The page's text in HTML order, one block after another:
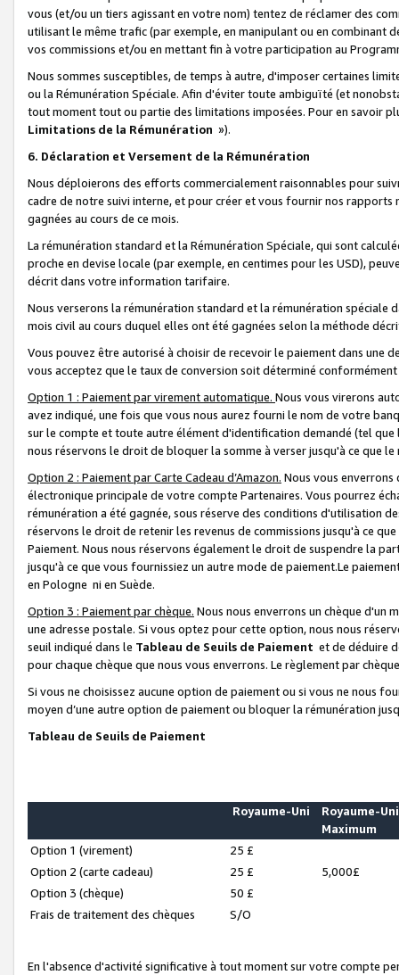
vous (et/ou un tiers agissant en votre nom) tentez de réclamer des
utilisant le même trafic (par exemple, en manipulant ou en combinant
vos commissions et/ou en mettant fin à votre participation au
Nous sommes susceptibles, de temps à autre, d'imposer certaines
ou la Rémunération Spéciale. Afin d'éviter toute ambiguïté (et
tout moment tout ou partie des limitations imposées. Pour en savoir
Limitations de la Rémunération »).
6. Déclaration et Versement de la Rémunération
Nous déploierons des efforts commercialement raisonnables pour
cadre de notre suivi interne, et pour créer et vous fournir nos
gagnées au cours de ce mois.
La rémunération standard et la Rémunération Spéciale, qui sont
proche en devise locale (par exemple, en centimes pour les USD),
décrit dans votre information tarifaire.
Nous verserons la rémunération standard et la rémunération spéciale
mois civil au cours duquel elles ont été gagnées selon la méthode
Vous pouvez être autorisé à choisir de recevoir le paiement dans une
vous acceptez que le taux de conversion soit déterminé
Option 1 : Paiement par virement automatique. Nous vous virerons
avez indiqué, une fois que vous nous aurez fourni le nom de votre
sur le compte et toute autre élément d'identification demandé (tel que
nous réservons le droit de bloquer la somme à verser jusqu'à ce que
Option 2 : Paiement par Carte Cadeau d’Amazon. Nous vous
électronique principale de votre compte Partenaires. Vous pourrez
rémunération a été gagnée, sous réserve des conditions d'utilisation
réservons le droit de retenir les revenus de commissions jusqu'à ce
Paiement. Nous nous réservons également le droit de suspendre la
jusqu'à ce que vous fournissiez un autre mode de paiement.Le
en Pologne ni en Suède.
Option 3 : Paiement par chèque. Nous nous enverrons un chèque d'un
une adresse postale. Si vous optez pour cette option, nous nous
seuil indiqué dans le Tableau de Seuils de Paiement et de déduire
pour chaque chèque que nous vous enverrons. Le règlement par
Si vous ne choisissez aucune option de paiement ou si vous ne nous
moyen d’une autre option de paiement ou bloquer la rémunération
Tableau de Seuils de Paiement
Royaume-Uni
Royaume-Uni
Maximum
Option 1 (virement)
25 £
Option 2 (carte cadeau)
25 £
5,000£
Option 3 (chèque)
50 £
Frais de traitement des chèques
S/O
En l'absence d'activité significative à tout moment sur votre compte